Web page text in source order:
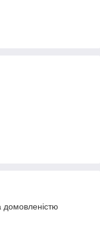
домовленістю